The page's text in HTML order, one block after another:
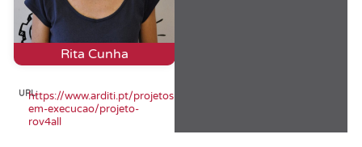
Rita Cunha
URL:https://www.arditi.pt/projetos-
em-execucao/projeto-
rov4all